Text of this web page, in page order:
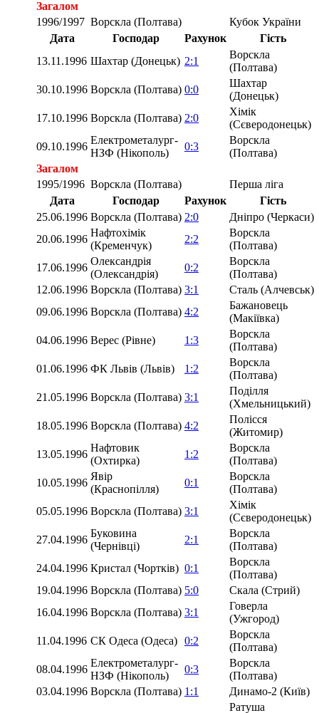
Загалом
1996/1997 Ворскла (Полтава)
Кубок України
Дата
Господар Рахунок
Гість
13.11.1996 Шахтар (Донецьк) 2:1
Ворскла
(Полтава)
30.10.1996 Ворскла (Полтава) 0:0
Шахтар
(Донецьк)
17.10.1996 Ворскла (Полтава) 2:0
Хімік
(Сєверодонецьк)
09.10.1996
Електрометалург-
НЗФ (Нікополь)
0:3
Ворскла
(Полтава)
Загалом
1995/1996 Ворскла (Полтава)
Перша ліга
Дата
Господар Рахунок
Гість
25.06.1996 Ворскла (Полтава) 2:0
Дніпро (Черкаси)
20.06.1996
Нафтохімік
(Кременчук)
2:2
Ворскла
(Полтава)
17.06.1996
Олександрія
(Олександрія)
0:2
Ворскла
(Полтава)
12.06.1996 Ворскла (Полтава) 3:1
Сталь (Алчевськ)
09.06.1996 Ворскла (Полтава) 4:2
Бажановець
(Макіївка)
04.06.1996 Верес (Рівне) 1:3
Ворскла
(Полтава)
01.06.1996 ФК Львів (Львів) 1:2
Ворскла
(Полтава)
21.05.1996 Ворскла (Полтава) 3:1
Поділля
(Хмельницький)
18.05.1996 Ворскла (Полтава) 4:2
Полісся
(Житомир)
13.05.1996
Нафтовик
(Охтирка)
1:2
Ворскла
(Полтава)
10.05.1996
Явір
(Краснопілля)
0:1
Ворскла
(Полтава)
05.05.1996 Ворскла (Полтава) 3:1
Хімік
(Сєверодонецьк)
27.04.1996
Буковина
(Чернівці)
2:1
Ворскла
(Полтава)
24.04.1996 Кристал (Чортків) 0:1
Ворскла
(Полтава)
19.04.1996 Ворскла (Полтава) 5:0
Скала (Стрий)
16.04.1996 Ворскла (Полтава) 3:1
Говерла
(Ужгород)
11.04.1996 СК Одеса (Одеса) 0:2
Ворскла
(Полтава)
08.04.1996
Електрометалург-
НЗФ (Нікополь)
0:3
Ворскла
(Полтава)
03.04.1996 Ворскла (Полтава) 1:1 Динамо-2 (Київ)
Ратуша